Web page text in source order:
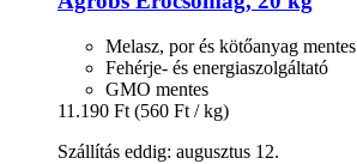
Melasz, por és kötőanyag mentes
Fehérje- és energiaszolgáltató
GMO mentes
11.190 Ft (560 Ft / kg)
Szállítás eddig: augusztus 12.